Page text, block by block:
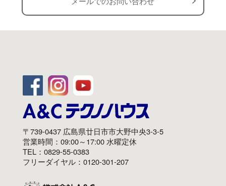
〒739-0437 広島県廿日市市大野中央3-3-5
営業時間：09:00～17:00 水曜定休
TEL：0829-55-0383
フリーダイヤル：0120-301-207